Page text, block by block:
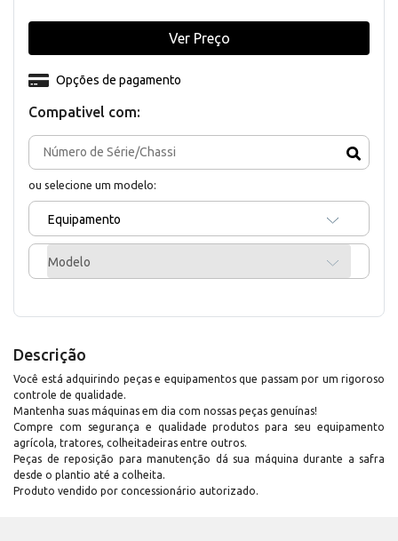
Compativel com:
ou selecione um modelo:
Equipamento
Modelo
Opções de pagamento
Ver Preço
Descrição
Você está adquirindo peças e equipamentos que passam por um rigoroso
controle de qualidade.
Mantenha suas máquinas em dia com nossas peças genuínas!
Compre com segurança e qualidade produtos para seu equipamento
agrícola, tratores, colheitadeiras entre outros.
Peças de reposição para manutenção dá sua máquina durante a safra
desde o plantio até a colheita.
Produto vendido por concessionário autorizado.